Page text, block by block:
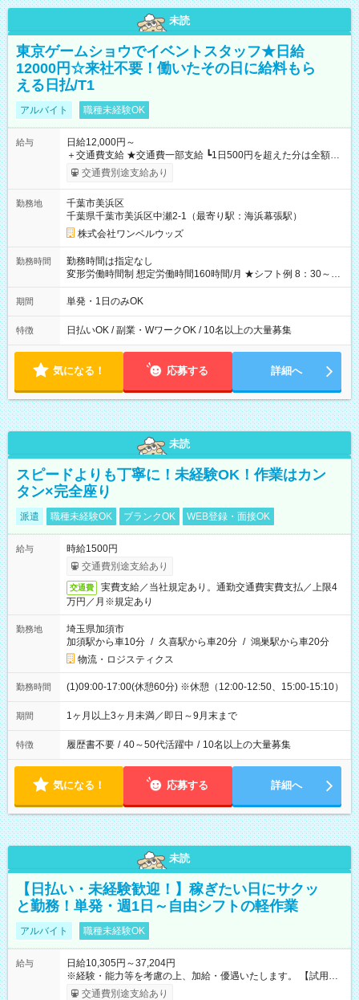
未読
東京ゲームショウでイベントスタッフ★日給
12000円☆来社不要！働いたその日に給料もら
える日払/T1
アルバイト 職種未経験OK
給与
日給12,000円～
＋交通費支給 ★交通費一部支給 ┗1日500円を超えた分は全額支
給！ ※往復500円以内の方は自己負担となります ★日払いOK！
（規定あり） ┗働いたその日に現金GET♪ お仕事後はコンビニ
なし
交通費別途支給あり
勤務地
千葉市美浜区
千葉県千葉市美浜区中瀬2-1（最寄り駅：海浜幕張駅）
株式会社ワンベルウッズ
勤務時間
勤務時間は指定なし
変形労働時間制 想定労働時間160時間/月 ★シフト例 8：30～
19：00
期間 単発・1日のみOK
特徴 日払いOK / 副業・WワークOK / 10名以上の大量募集
気になる！ 応募する 詳細へ
未読
スピードよりも丁寧に！未経験OK！作業はカン
タン×完全座り
派遣 職種未経験OK ブランクOK WEB登録・面接OK
給与
時給1500円
交通費別途支給あり
交通費
実費支給／当社規定あり。通勤交通費実費支払／上限4
万円／月※規定あり
勤務地
埼玉県加須市
加須駅から車10分 / 久喜駅から車20分 / 鴻巣駅から車20分
物流・ロジスティクス
勤務時間 (1)09:00-17:00(休憩60分) ※休憩（12:00-12:50、15:00-15:10）
期間 1ヶ月以上3ヶ月未満／即日～9月末まで
特徴 履歴書不要 / 40～50代活躍中 / 10名以上の大量募集
気になる！ 応募する 詳細へ
未読
【日払い・未経験歓迎！】稼ぎたい日にサクッ
と勤務！単発・週1日～自由シフトの軽作業
アルバイト 職種未経験OK
給与
日給10,305円～37,204円
※経験・能力等を考慮の上、加給・優遇いたします。 【試用期
間】試用期間なし
交通費別途支給あり